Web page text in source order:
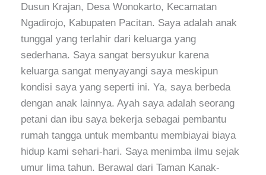
Dusun Krajan, Desa Wonokarto, Kecamatan
Ngadirojo, Kabupaten Pacitan. Saya adalah anak
tunggal yang terlahir dari keluarga yang
sederhana. Saya sangat bersyukur karena
keluarga sangat menyayangi saya meskipun
kondisi saya yang seperti ini. Ya, saya berbeda
dengan anak lainnya. Ayah saya adalah seorang
petani dan ibu saya bekerja sebagai pembantu
rumah tangga untuk membantu membiayai biaya
hidup kami sehari-hari. Saya menimba ilmu sejak
umur lima tahun. Berawal dari Taman Kanak-